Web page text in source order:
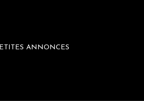
ANNONCES